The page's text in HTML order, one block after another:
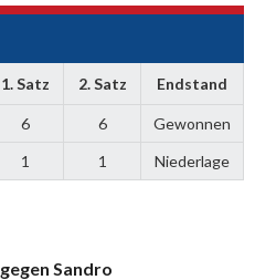
1. Satz 2. Satz Endstand
6 6
Gewonnen
1 1 Niederlage
gegen Sandro